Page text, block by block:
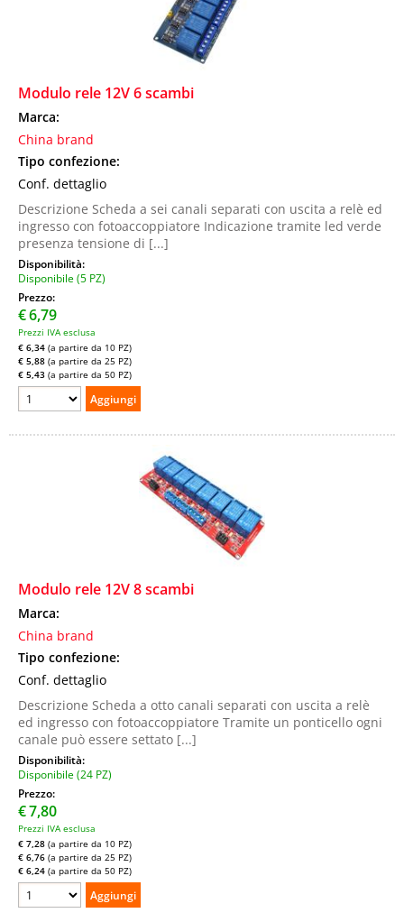
Modulo rele 12V 6 scambi
Marca:
China brand
Tipo confezione:
Conf. dettaglio
Descrizione Scheda a sei canali separati con uscita a relè ed
ingresso con fotoaccoppiatore Indicazione tramite led verde
presenza tensione di [...]
Disponibilità:
Disponibile (5 PZ)
Prezzo:
€6,79
Prezzi IVA esclusa
€ 6,34 (a partire da 10 PZ)
€ 5,88 (a partire da 25 PZ)
€ 5,43 (a partire da 50 PZ)
Modulo rele 12V 8 scambi
Marca:
China brand
Tipo confezione:
Conf. dettaglio
Descrizione Scheda a otto canali separati con uscita a relè
ed ingresso con fotoaccoppiatore Tramite un ponticello ogni
canale può essere settato [...]
Disponibilità:
Disponibile (24 PZ)
Prezzo:
€7,80
Prezzi IVA esclusa
€ 7,28 (a partire da 10 PZ)
€ 6,76 (a partire da 25 PZ)
€ 6,24 (a partire da 50 PZ)